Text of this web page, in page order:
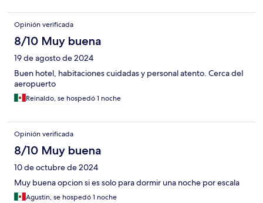
Opinión verificada
8/10 Muy buena
19 de agosto de 2024
Buen hotel, habitaciones cuidadas y personal atento. Cerca del
aeropuerto
Reinaldo, se hospedó 1 noche
Opinión verificada
8/10 Muy buena
10 de octubre de 2024
Muy buena opcion si es solo para dormir una noche por escala
Agustin, se hospedó 1 noche